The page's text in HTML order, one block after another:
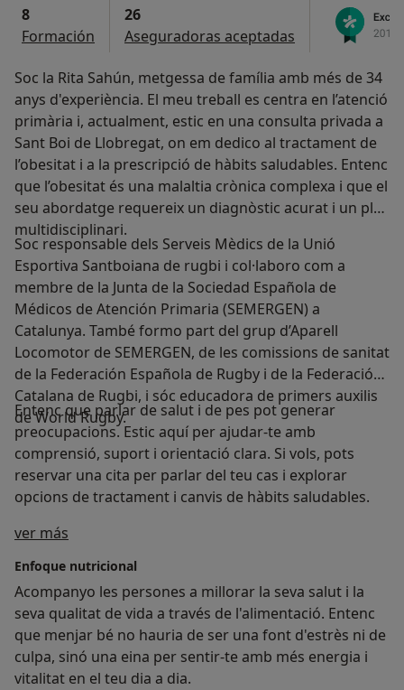
8
Formación
26
Aseguradoras aceptadas
Soc la Rita Sahún, metgessa de família amb més de 34
anys d'experiència. El meu treball es centra en l’atenció
primària i, actualment, estic en una consulta privada a
Sant Boi de Llobregat, on em dedico al tractament de
l’obesitat i a la prescripció de hàbits saludables. Entenc
que l’obesitat és una malaltia crònica complexa i que el
seu abordatge requereix un diagnòstic acurat i un pla
multidisciplinari.
Soc responsable dels Serveis Mèdics de la Unió
Esportiva Santboiana de rugbi i col·laboro com a
membre de la Junta de la Sociedad Española de
Médicos de Atención Primaria (SEMERGEN) a
Catalunya. També formo part del grup d’Aparell
Locomotor de SEMERGEN, de les comissions de sanitat
de la Federación Española de Rugby i de la Federació
Catalana de Rugbi, i sóc educadora de primers auxilis
de World Rugby.
Entenc que parlar de salut i de pes pot generar
preocupacions. Estic aquí per ajudar-te amb
comprensió, suport i orientació clara. Si vols, pots
reservar una cita per parlar del teu cas i explorar
opcions de tractament i canvis de hàbits saludables.
ver más
Enfoque nutricional
Acompanyo les persones a millorar la seva salut i la
seva qualitat de vida a través de l'alimentació. Entenc
que menjar bé no hauria de ser una font d'estrès ni de
culpa, sinó una eina per sentir-te amb més energia i
vitalitat en el teu dia a dia.